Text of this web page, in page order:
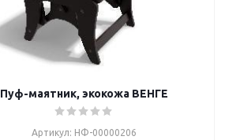
Пуф-маятник, экокожа ВЕНГЕ
Артикул: НФ-00000206